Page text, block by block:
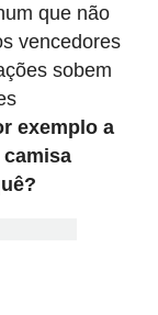
que não
vencedores
sobem
exemplo a